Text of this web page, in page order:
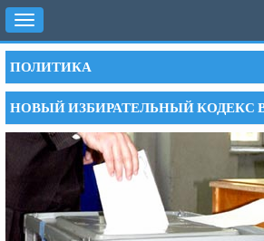
Toggle
navigation
ПОЛИТИКА
НОВЫЙ ИЗБИРАТЕЛЬНЫЙ КОДЕКС